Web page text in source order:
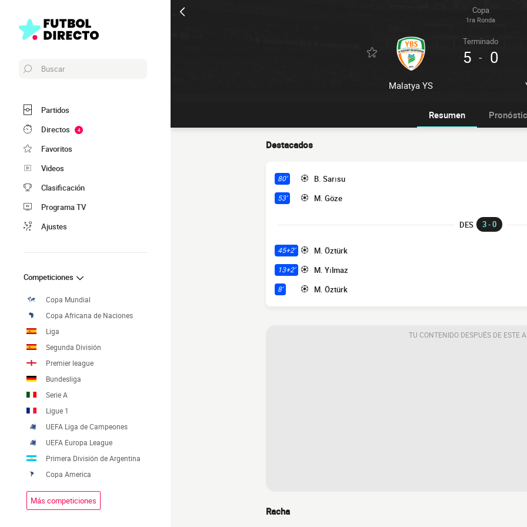
Copa
1ra Ronda
Malatya YS
Terminado
5 - 0
Buscar
Partidos
Directos
4
Favoritos
Videos
Clasificación
Programa TV
Ajustes
Competiciones
Copa Mundial
Copa Africana de Naciones
Liga
Segunda División
Premier league
Bundesliga
Serie A
Ligue 1
UEFA Liga de Campeones
UEFA Europa League
Primera División de Argentina
Copa America
Más competiciones
Resumen
Destacados
80' B. Sarısu
53' M. Göze
DES 3 - 0
45+2' M. Öztürk
13+2' M. Yılmaz
8' M. Öztürk
TU CONTENIDO DESPUÉS DE ESTE
Racha